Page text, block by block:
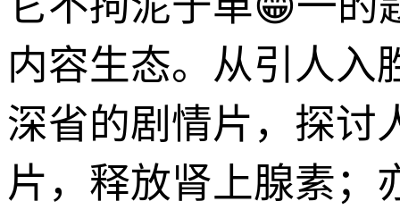
内容生态。从引人入
深省的剧情片，探讨
片，释放肾上腺素；